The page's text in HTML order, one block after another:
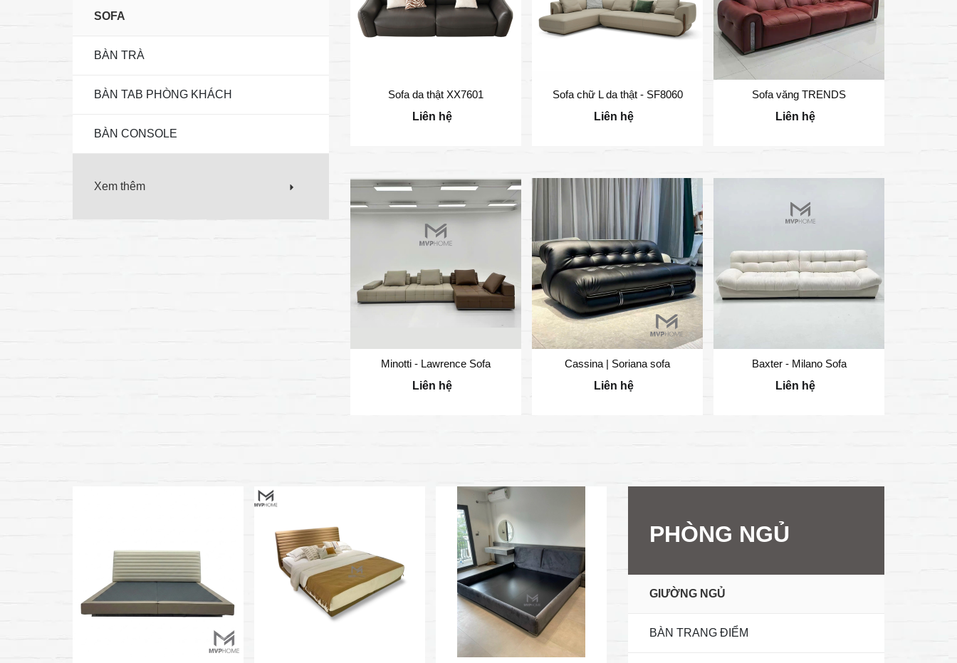
SOFA
BÀN TRÀ
BÀN TAB PHÒNG KHÁCH
BÀN CONSOLE
Xem thêm
Sofa da thật XX7601
Liên hệ
Sofa chữ L da thật - SF8060
Liên hệ
Sofa văng TRENDS
Liên hệ
Minotti - Lawrence Sofa
Liên hệ
Cassina | Soriana sofa
Liên hệ
Baxter - Milano Sofa
Liên hệ
PHÒNG NGỦ
GIƯỜNG NGỦ
BÀN TRANG ĐIỂM